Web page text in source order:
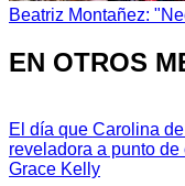
Beatriz Montañez:
EN OTROS
El día que Carolina
reveladora a punto
Grace Kelly